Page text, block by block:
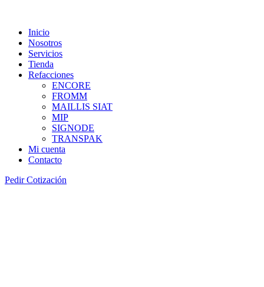
Inicio
Nosotros
Servicios
Tienda
Refacciones
ENCORE
FROMM
MAILLIS SIAT
MIP
SIGNODE
TRANSPAK
Mi cuenta
Contacto
Pedir Cotización